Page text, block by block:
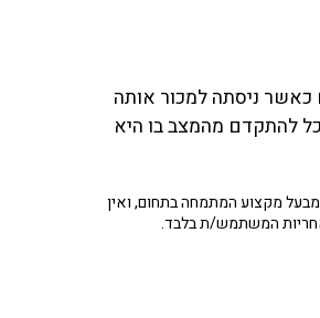
כאשר ניסתה למכור אותה
להתקדם מהמצב בו היא
מקצוע המתמחה בתחום, ואין
המשתמש/ת בלבד.